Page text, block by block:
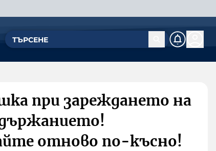
при зареждането на
отново по-късно!